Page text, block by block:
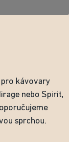
pro kávovary
nebo Spirit,
sprchou.